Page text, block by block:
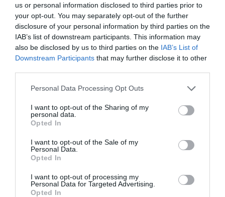
us or personal information disclosed to third parties prior to
your opt-out. You may separately opt-out of the further
disclosure of your personal information by third parties on the
IAB’s list of downstream participants. This information may
also be disclosed by us to third parties on the IAB’s List of
Downstream Participants that may further disclose it to other
Personal Data Processing Opt Outs
I want to opt-out of the Sharing of my
personal data.
Opted In
I want to opt-out of the Sale of my
Personal Data.
Opted In
I want to opt-out of processing my
Personal Data for Targeted Advertising.
Opted In